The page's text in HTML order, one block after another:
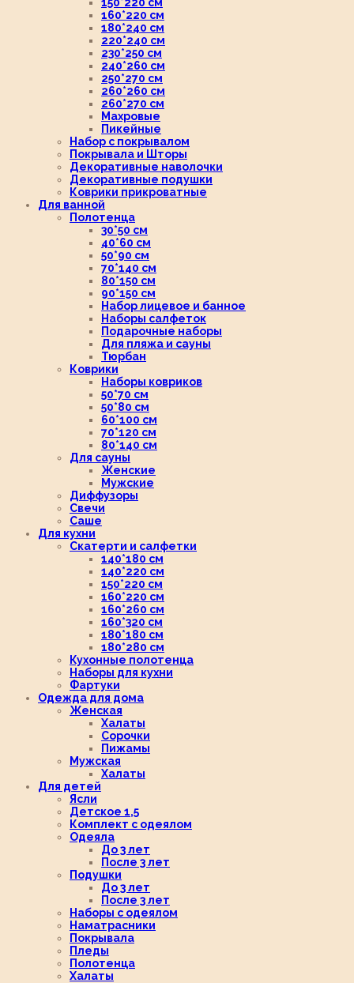
160*220 см
180*240 см
220*240 см
230*250 см
240*260 см
250*270 см
260*260 см
260*270 см
Махровые
Пикейные
Набор с покрывалом
Покрывала и Шторы
Декоративные наволочки
Декоративные подушки
Коврики прикроватные
Для ванной
Полотенца
30*50 см
40*60 см
50*90 см
70*140 см
80*150 см
90*150 см
Набор лицевое и банное
Наборы салфеток
Подарочные наборы
Для пляжа и сауны
Тюрбан
Коврики
Наборы ковриков
50*70 см
50*80 см
60*100 см
70*120 см
80*140 см
Для сауны
Женские
Мужские
Диффузоры
Свечи
Саше
Для кухни
Скатерти и салфетки
140*180 см
140*220 см
150*220 см
160*220 см
160*260 см
160*320 см
180*180 см
180*280 см
Кухонные полотенца
Наборы для кухни
Фартуки
Одежда для дома
Женская
Халаты
Сорочки
Пижамы
Мужская
Халаты
Для детей
Ясли
Детское 1,5
Комплект с одеялом
Одеяла
До 3 лет
После 3 лет
Подушки
До 3 лет
После 3 лет
Наборы с одеялом
Наматрасники
Покрывала
Пледы
Полотенца
Халаты